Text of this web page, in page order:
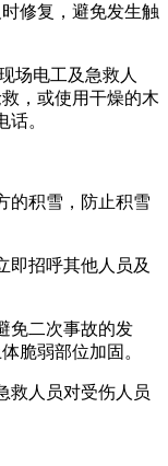
修复，避免发生触
场电工及急救人
，或使用干燥的木
。
的积雪，防止积雪
即招呼其他人员及
免二次事故的发
脆弱部位加固。
救人员对受伤人员